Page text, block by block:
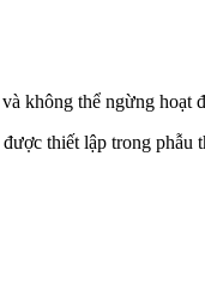
không thể ngừng hoạt
thiết lập trong phẫu